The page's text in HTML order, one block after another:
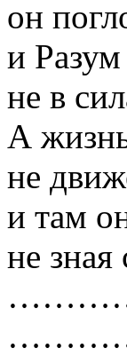
он
и
не в
А
не
и там
не зная